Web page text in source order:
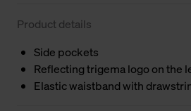
Product details
Side pockets
Reflecting trigema logo on the
Elastic waistband with